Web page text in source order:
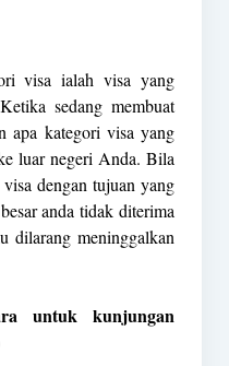
visa ialah visa yang
sedang membuat
apa kategori visa yang
luar negeri Anda. Bila
dengan tujuan yang
anda tidak diterima
dilarang meninggalkan
untuk kunjungan